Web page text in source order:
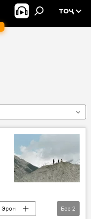
ТОҶ
Эрон
Боз 2